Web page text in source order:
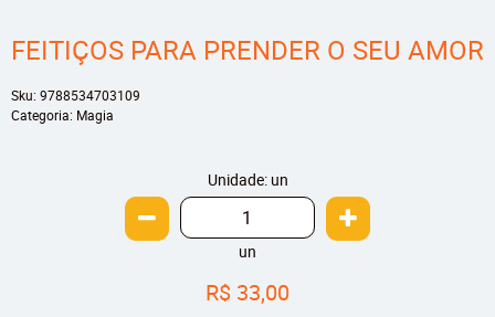
FEITIÇOS PARA PRENDER O SEU AMOR
Sku: 9788534703109
Categoria: Magia
Unidade: un
un
R$ 33,00